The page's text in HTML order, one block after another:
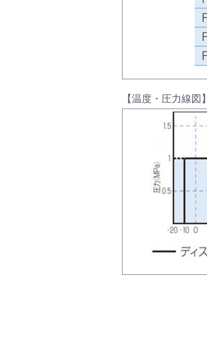
ログイン
会社情報
Corporate Blog
【温度・圧力線図】